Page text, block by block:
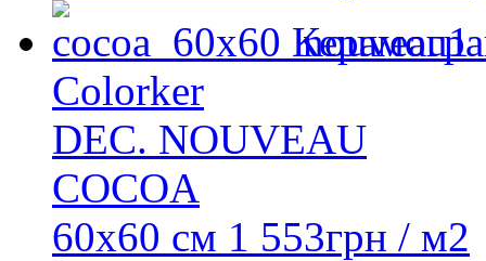
Colorker
DEC. NOUVEAU
COCOA
60x60 см 1 553грн / м2